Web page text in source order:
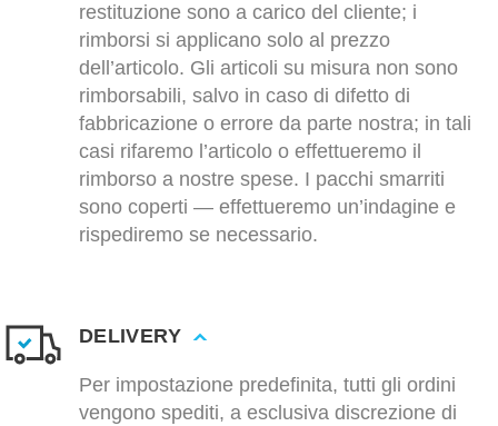
restituzione sono a carico del cliente; i
rimborsi si applicano solo al prezzo
dell’articolo. Gli articoli su misura non sono
rimborsabili, salvo in caso di difetto di
fabbricazione o errore da parte nostra; in tali
casi rifaremo l’articolo o effettueremo il
rimborso a nostre spese. I pacchi smarriti
sono coperti — effettueremo un’indagine e
rispediremo se necessario.
DELIVERY
Per impostazione predefinita, tutti gli ordini
vengono spediti, a esclusiva discrezione di